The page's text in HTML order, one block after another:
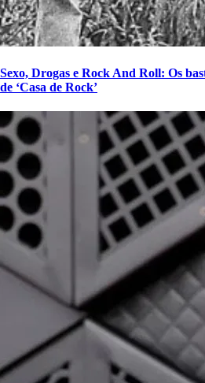
Sexo, Drogas e Rock And Roll: Os
de ‘Casa de Rock’